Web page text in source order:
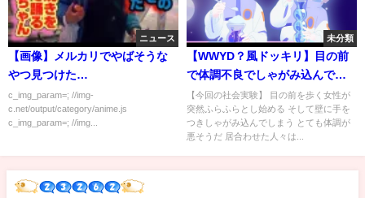
ニュース
【画像】メルカリでやばそうな
やつ見つけた…
c_img_param=; //img-
c.net/output/category/anime.js
c_img_param=; //img...
未分類
【WWYD？風ドッキリ】目の前
で体調不良でしゃがみ込んでし
まう女性を見かけたら【社会実
験】
【今回の社会実験】 目の前を歩く女性が
突然ふらふらとし始める そして壁に手を
つきしゃがみ込んでしまう とても体調が
悪そうだ 居合わせた人々は...